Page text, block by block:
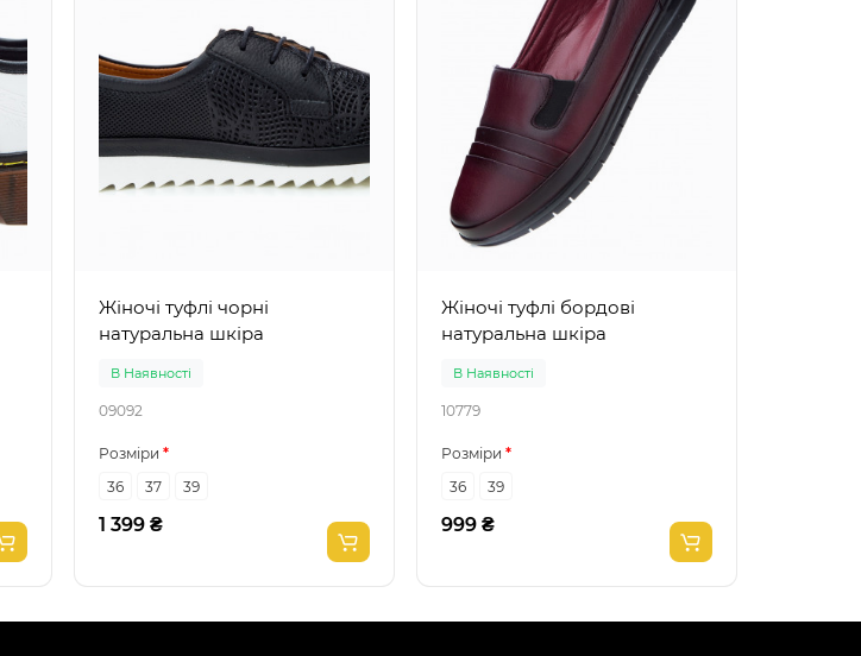
Жіночі туфлі чорні
натуральна шкіра
В Наявності
09092
Розміри
36
37 39
1 399 ₴
Жіночі туфлі бордові
натуральна шкіра
В Наявності
10779
Розміри
36
39
999 ₴